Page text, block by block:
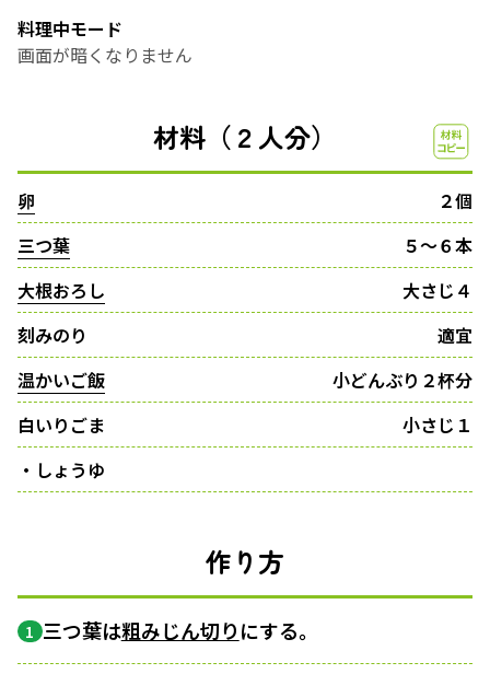
料理中モード
画面が暗くなりません
材料（２人分）
卵
２個
三つ葉
５〜６本
大根おろし
大さじ４
刻みのり
適宜
温かいご飯
小どんぶり２杯分
白いりごま
小さじ１
・しょうゆ
作り方
1 三つ葉は粗みじん切りにする。